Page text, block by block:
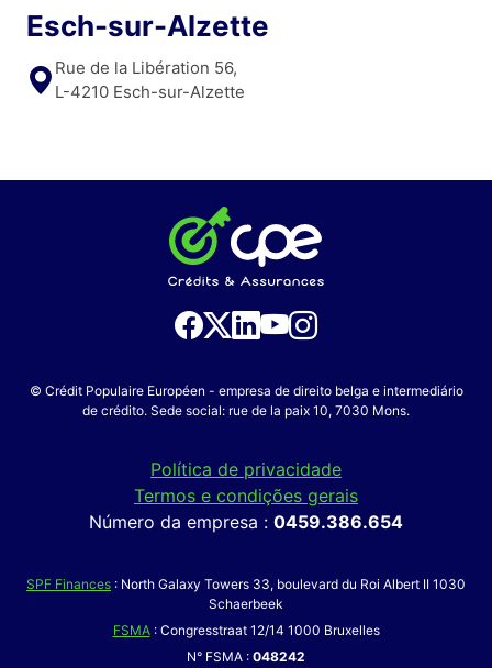
Esch-sur-Alzette
Rue de la Libération 56,
L-4210 Esch-sur-Alzette
© Crédit Populaire Européen - empresa de direito belga e intermediário
de crédito. Sede social: rue de la paix 10, 7030 Mons.
Política de privacidade
Termos e condições gerais
Número da empresa : 0459.386.654
SPF Finances : North Galaxy Towers 33, boulevard du Roi Albert II 1030
Schaerbeek
FSMA: Congresstraat 12/14 1000 Bruxelles
N° FSMA : 048242